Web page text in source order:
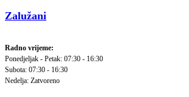
Zalužani
Radno vrijeme:
Ponedjeljak - Petak: 07:30 - 16:30
Subota: 07:30 - 16:30
Nedelja: Zatvoreno